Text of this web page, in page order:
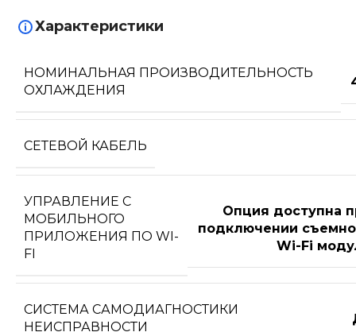
Характеристики
НОМИНАЛЬНАЯ ПРОИЗВОДИТЕЛЬНОСТЬ
ОХЛАЖДЕНИЯ
СЕТЕВОЙ КАБЕЛЬ
УПРАВЛЕНИЕ C
МОБИЛЬНОГО
ПРИЛОЖЕНИЯ ПО WI-
FI
Опция доступна
подключении
Wi-Fi
СИСТЕМА САМОДИАГНОСТИКИ
НЕИСПРАВНОСТИ